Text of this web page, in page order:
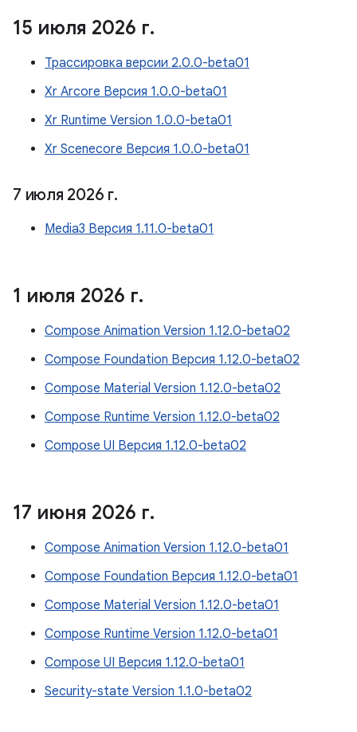
15 июля 2026 г.
Трассировка версии 2.0.0-beta01
Xr Arcore Версия 1.0.0-beta01
Xr Runtime Version 1.0.0-beta01
Xr Scenecore Версия 1.0.0-beta01
7 июля 2026 г.
Media3 Версия 1.11.0-beta01
1 июля 2026 г.
Compose Animation Version 1.12.0-beta02
Compose Foundation Версия 1.12.0-beta02
Compose Material Version 1.12.0-beta02
Compose Runtime Version 1.12.0-beta02
Compose UI Версия 1.12.0-beta02
17 июня 2026 г.
Compose Animation Version 1.12.0-beta01
Compose Foundation Версия 1.12.0-beta01
Compose Material Version 1.12.0-beta01
Compose Runtime Version 1.12.0-beta01
Compose UI Версия 1.12.0-beta01
Security-state Version 1.1.0-beta02